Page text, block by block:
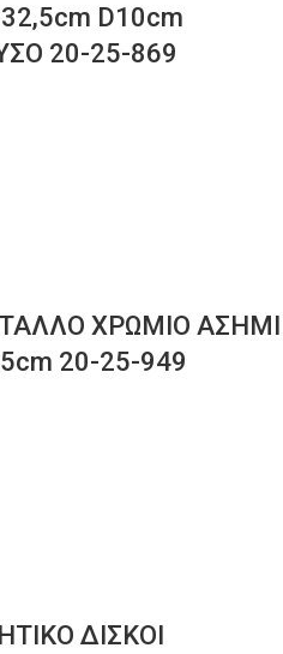
D10cm
20-25-869
ΧΡΩΜΙΟ ΑΣΗΜΙ
20-25-949
ΔΙΣΚΟΙ